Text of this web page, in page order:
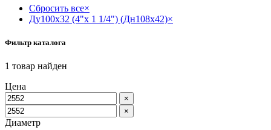
Сбросить все×
Ду100х32 (4"х 1 1/4") (Дн108х42)×
Фильтр каталога
1 товар найден
Цена
×
×
Диаметр